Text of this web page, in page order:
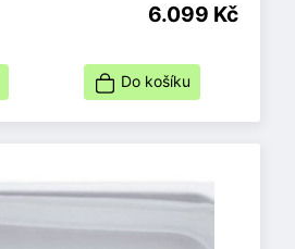
6.099 Kč
Do košíku